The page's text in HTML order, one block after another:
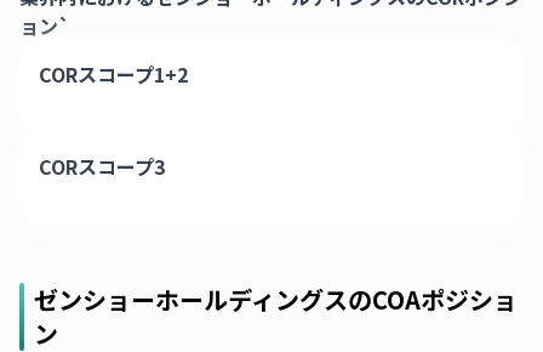
ョン`
CORスコープ1+2
CORスコープ3
ゼンショーホールディングスのCOAポジショ
ン